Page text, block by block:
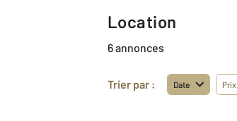
Location
6 annonces
Trier par : Date Prix